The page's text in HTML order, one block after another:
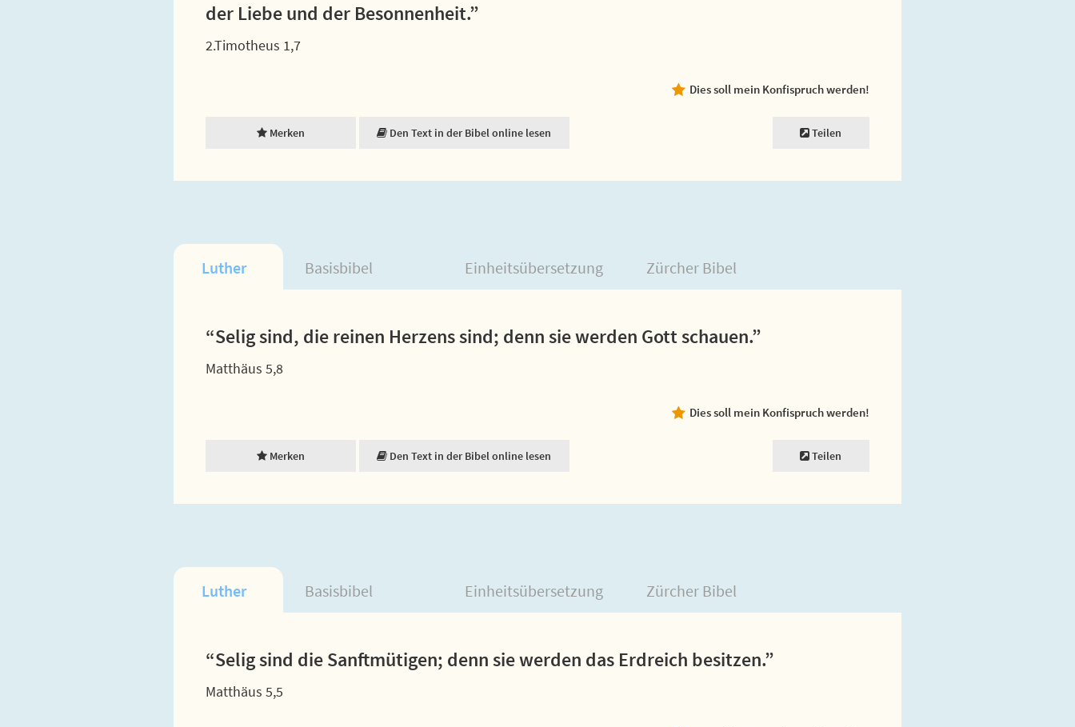
der Liebe und der Besonnenheit.”
2.Timotheus 1,7
Dies soll mein Konfispruch werden!
Merken Den Text in der Bibel online lesen Teilen
Luther Basisbibel Einheitsübersetzung Zürcher Bibel
“Selig sind, die reinen Herzens sind; denn sie werden Gott schauen.”
Matthäus 5,8
Dies soll mein Konfispruch werden!
Merken Den Text in der Bibel online lesen Teilen
Luther Basisbibel Einheitsübersetzung Zürcher Bibel
“Selig sind die Sanftmütigen; denn sie werden das Erdreich besitzen.”
Matthäus 5,5